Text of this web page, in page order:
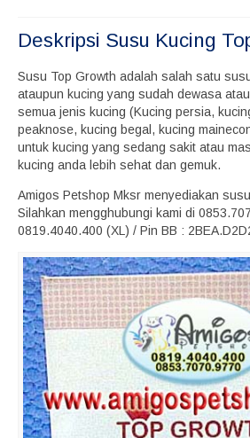
Deskripsi Susu Kucing
Susu Top Growth adalah salah satu
ataupun kucing yang sudah dewasa
semua jenis kucing (Kucing persia,
peaknose, kucing begal, kucing
untuk kucing yang sedang sakit atau
kucing anda lebih sehat dan gemuk.
Amigos Petshop Mksr menyediakan
Silahkan mengghubungi kami di
0819.4040.400 (XL) / Pin BB :